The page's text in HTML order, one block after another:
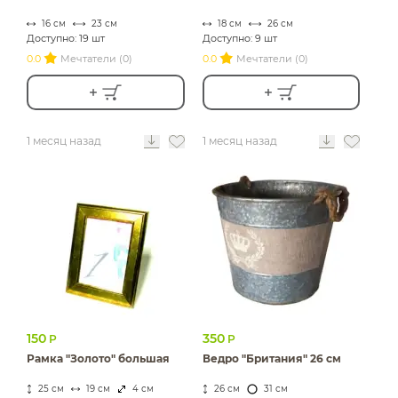
16 см 23 см
Доступно: 19 шт
0.0
Мечтатели (0)
18 см 26 см
Доступно: 9 шт
0.0
Мечтатели (0)
1 месяц назад
150 Р
Рамка "Золото" большая
25 см 19 см 4 см
1 месяц назад
350 Р
Ведро "Британия" 26 см
26 см 31 см